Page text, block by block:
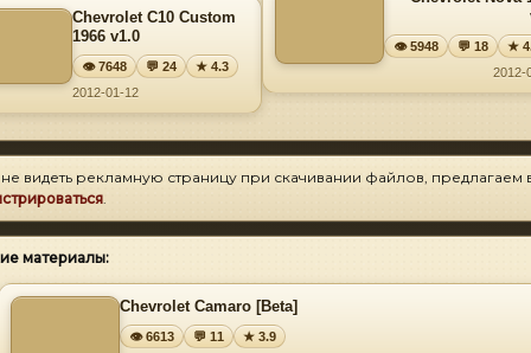
Chevrolet C10 Custom
1966 v1.0
👁 7648 💬 24
★ 4.3
2012-01-12
👁 5948 💬 18
★
2012-
видеть рекламную страницу при скачивании файлов, предлагаем
.
материалы:
Chevrolet Camaro [Beta]
👁 6613 💬 11
★ 3.9